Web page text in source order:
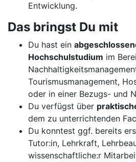
Entwicklung.
Das bringst Du mit
Du hast ein
Hochschulstudium im
Tourismusmanagement,
oder in einer Bezugs- und
Du verfügst über
dem zu unterrichtenden
Du konntest ggf. bereits
Tutor:in, Lehrkraft,
wissenschaftliche:r